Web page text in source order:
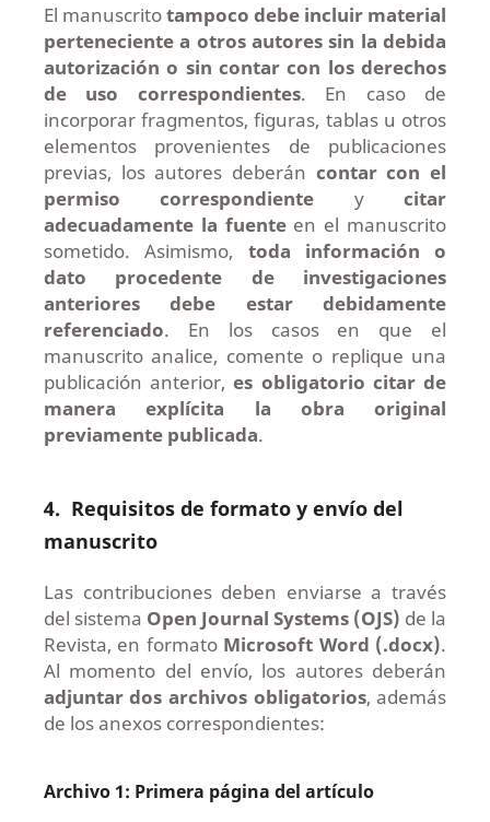
El manuscritotampoco debe incluir material
perteneciente a otros autores sin la debida
autorización o sin contar con los derechos
de uso correspondientes. En caso de
incorporar fragmentos, figuras, tablas u otros
elementos provenientes de publicaciones
previas, los autores deberán contar con el
permiso correspondiente ycitar
adecuadamente la fuenteen el manuscrito
sometido. Asimismo, toda información o
dato procedente de investigaciones
anteriores debe estar debidamente
referenciado. En los casos en que el
manuscrito analice, comente o replique una
publicación anterior,es obligatorio citar de
manera explícita la obra original
previamente publicada.
4. Requisitos de formato y envío del
manuscrito
Las contribuciones deben enviarse a través
del sistema Open Journal Systems (OJS) de la
Revista, en formato Microsoft Word (.docx).
Al momento del envío, los autores deberán
adjuntar dos archivos obligatorios, además
de los anexos correspondientes:
Archivo 1: Primera página del artículo